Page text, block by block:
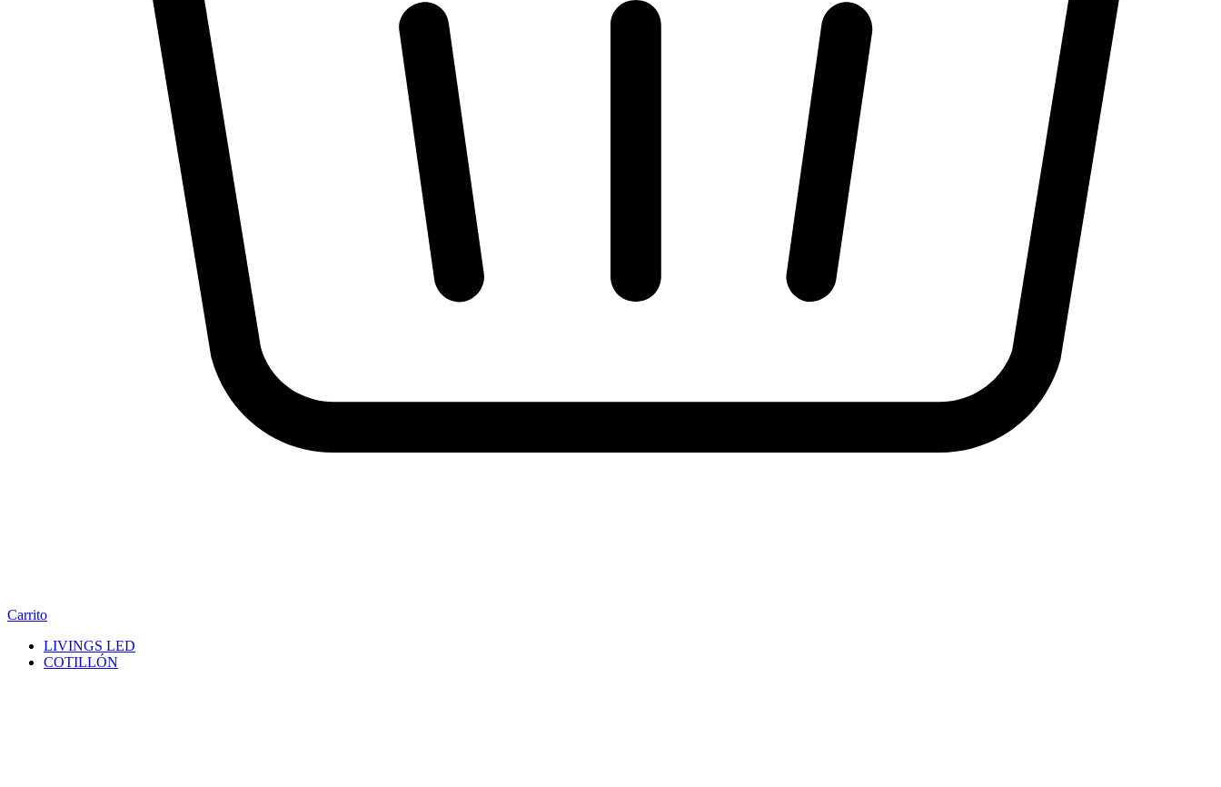
Carrito
LIVINGS LED
COTILLÓN